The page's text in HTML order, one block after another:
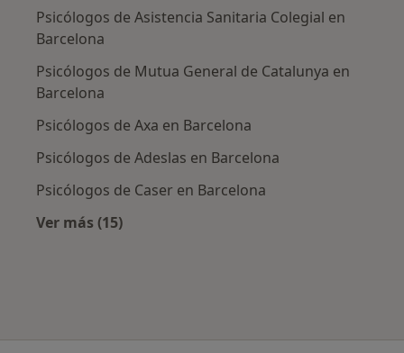
Psicólogos de Asistencia Sanitaria Colegial en
Barcelona
Psicólogos de Mutua General de Catalunya en
Barcelona
Psicólogos de Axa en Barcelona
Psicólogos de Adeslas en Barcelona
Psicólogos de Caser en Barcelona
Ver más (15)